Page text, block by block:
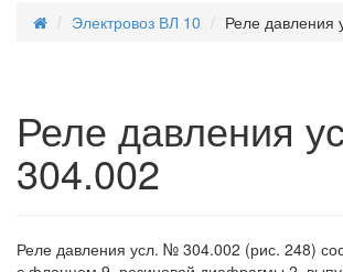
Электровоз ВЛ 10 Реле
Реле давления
304.002
Реле давления усл. № 304.002 (рис. 248)